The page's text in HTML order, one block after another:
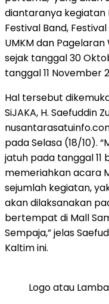
diantaranya kegiatan
Festival Band,
UMKM dan
sejak tanggal 30
tanggal 11 November
Hal tersebut
SiJAKA, H. Saefuddin
pada Selasa (18/10).
jatuh pada tanggal 11
memeriahkan acara
sejumlah kegiatan,
akan dilaksanakan
bertempat di Mall
Sempaja,” jelas
Kaltim ini.
Logo atau